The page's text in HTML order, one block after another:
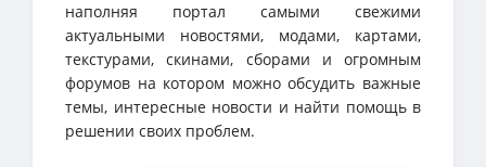
наполняя портал самыми свежими
актуальными новостями, модами, картами,
текстурами, скинами, сборами и огромным
форумов на котором можно обсудить важные
темы, интересные новости и найти помощь в
решении своих проблем.